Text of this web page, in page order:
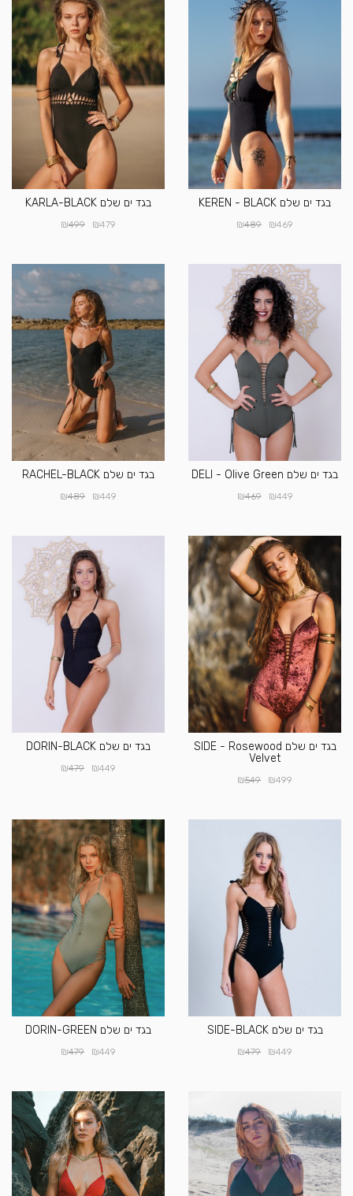
בגד ים שלם KEREN - BLACK
₪469
₪489
בגד ים שלם KARLA-BLACK
₪479
₪499
בגד ים שלם DELI - Olive Green
₪449
₪469
בגד ים שלם RACHEL-BLACK
₪449
₪489
בגד ים שלם SIDE - Rosewood
Velvet
₪499
₪549
בגד ים שלם DORIN-BLACK
₪449
₪479
בגד ים שלם SIDE-BLACK
₪449
₪479
בגד ים שלם DORIN-GREEN
₪449
₪479